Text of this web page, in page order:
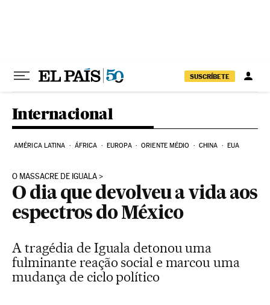
SUSCRÍBETE
Internacional
AMÉRICA LATINA ÁFRICA EUROPA ORIENTE MÉDIO CHINA EUA
O MASSACRE DE IGUALA
O dia que devolveu a vida aos
espectros do México
A tragédia de Iguala detonou uma
fulminante reação social e marcou uma
mudança de ciclo político